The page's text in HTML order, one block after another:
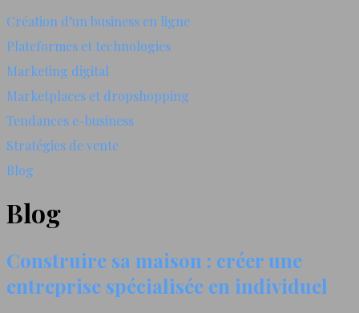
Création d’un business en ligne
Plateformes et technologies
Marketing digital
Marketplaces et dropshopping
Tendances e-business
Stratégies de vente
Blog
Blog
Construire sa maison : créer une
entreprise spécialisée en individuel